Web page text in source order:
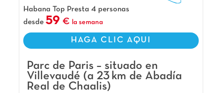
para aventureros en busca de emociones fuertes
y noches 100 % divertidas.
Nuestros Extras
A las puertas de París
A 30 min de Disneyland
A 45 min del Parque Asterix
Habana Top Presta 4 personas
desde 59 la semana
HAGA CLIC AQUI
Parc de Paris – situado en
Villevaudé (a 23 km de Abadía
Real de Chaalis)